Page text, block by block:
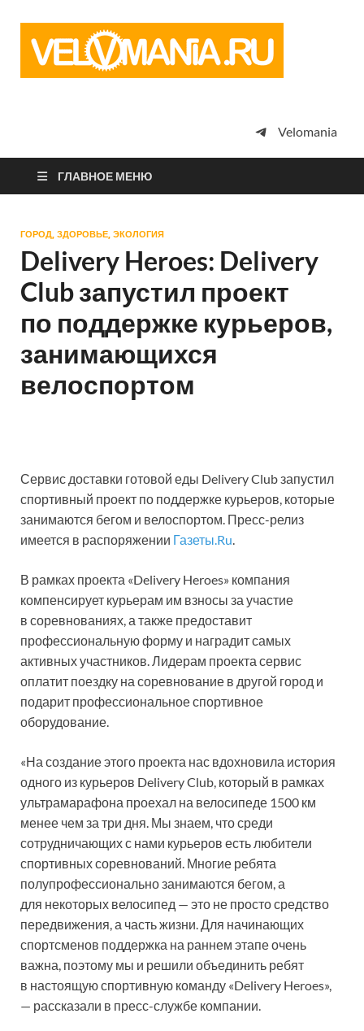
просто
Velomania
ГЛАВНОЕ МЕНЮ
ГОРОД, ЗДОРОВЬЕ, ЭКОЛОГИЯ
Delivery Heroes: Delivery
Club запустил проект
по поддержке курьеров,
занимающихся
велоспортом
Сервис доставки готовой еды Delivery Club запустил
спортивный проект по поддержке курьеров, которые
занимаются бегом и велоспортом. Пресс-релиз
имеется в распоряжении Газеты.Ru.
В рамках проекта «Delivery Heroes» компания
компенсирует курьерам им взносы за участие
в соревнованиях, а также предоставит
профессиональную форму и наградит самых
активных участников. Лидерам проекта сервис
оплатит поездку на соревнование в другой город и
подарит профессиональное спортивное
оборудование.
«На создание этого проекта нас вдохновила история
одного из курьеров Delivery Club, который в рамках
ультрамарафона проехал на велосипеде 1500 км
менее чем за три дня. Мы знаем, что среди
сотрудничающих с нами курьеров есть любители
спортивных соревнований. Многие ребята
полупрофессионально занимаются бегом, а
для некоторых велосипед — это не просто средство
передвижения, а часть жизни. Для начинающих
спортсменов поддержка на раннем этапе очень
важна, поэтому мы и решили объединить ребят
в настоящую спортивную команду «Delivery Heroes»,
— рассказали в пресс-службе компании.